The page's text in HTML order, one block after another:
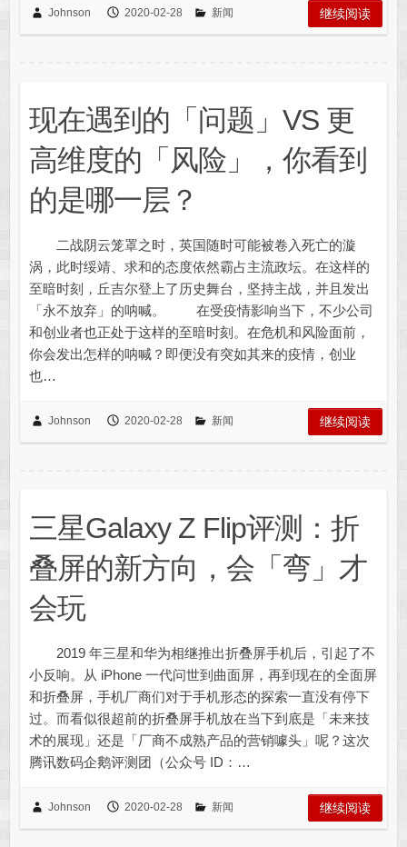
Johnson 2020-02-28 新闻 继续阅读
现在遇到的「问题」VS 更
高维度的「风险」，你看到
的是哪一层？
二战阴云笼罩之时，英国随时可能被卷入死亡的漩
涡，此时绥靖、求和的态度依然霸占主流政坛。在这样的
至暗时刻，丘吉尔登上了历史舞台，坚持主战，并且发出
「永不放弃」的呐喊。 在受疫情影响当下，不少公司
和创业者也正处于这样的至暗时刻。在危机和风险面前，
你会发出怎样的呐喊？即便没有突如其来的疫情，创业
也…
Johnson 2020-02-28 新闻 继续阅读
三星Galaxy Z Flip评测：折
叠屏的新方向，会「弯」才
会玩
2019 年三星和华为相继推出折叠屏手机后，引起了不
小反响。从 iPhone 一代问世到曲面屏，再到现在的全面屏
和折叠屏，手机厂商们对于手机形态的探索一直没有停下
过。而看似很超前的折叠屏手机放在当下到底是「未来技
术的展现」还是「厂商不成熟产品的营销噱头」呢？这次
腾讯数码企鹅评测团（公众号 ID：…
Johnson 2020-02-28 新闻 继续阅读